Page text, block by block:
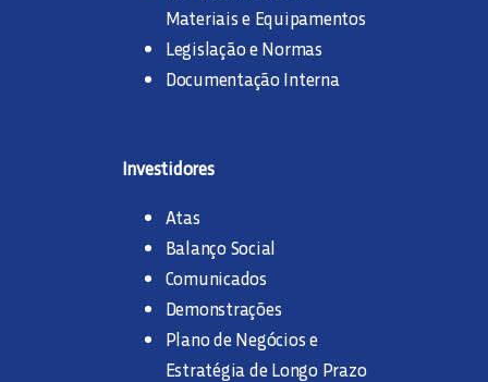
Materiais e Equipamentos
Legislação e Normas
Documentação Interna
Investidores
Atas
Balanço Social
Comunicados
Demonstrações
Plano de Negócios e
Estratégia de Longo Prazo